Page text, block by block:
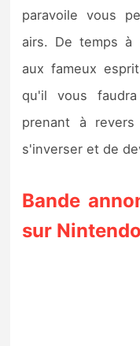
paravoile vous
airs. De temps à
aux fameux
qu'il vous
prenant à
s'inverser et de
Bande
sur